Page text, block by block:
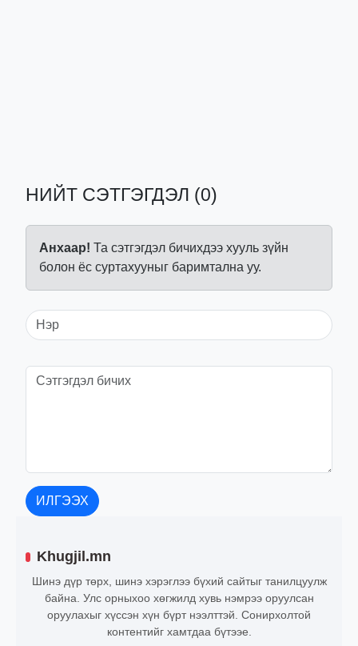
НИЙТ СЭТГЭГДЭЛ (0)
Анхаар! Та сэтгэгдэл бичихдээ хууль зүйн
болон ёс суртахууныг баримтална уу.
ИЛГЭЭХ
Khugjil.mn
Шинэ дүр төрх, шинэ хэрэглээ бүхий сайтыг танилцуулж
байна. Улс орныхоо хөгжилд хувь нэмрээ оруулсан
оруулахыг хүссэн хүн бүрт нээлттэй. Сонирхолтой
контентийг хамтдаа бүтээе.